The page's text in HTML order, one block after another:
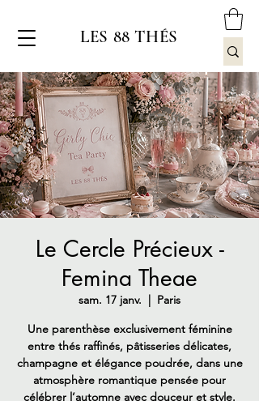
LES 88 THÉS
Le Cercle Précieux -
Femina Theae
sam. 17 janv.
Paris
Une parenthèse exclusivement féminine
entre thés raffinés, pâtisseries délicates,
champagne et élégance poudrée, dans une
atmosphère romantique pensée pour
célébrer l’automne avec douceur et style.